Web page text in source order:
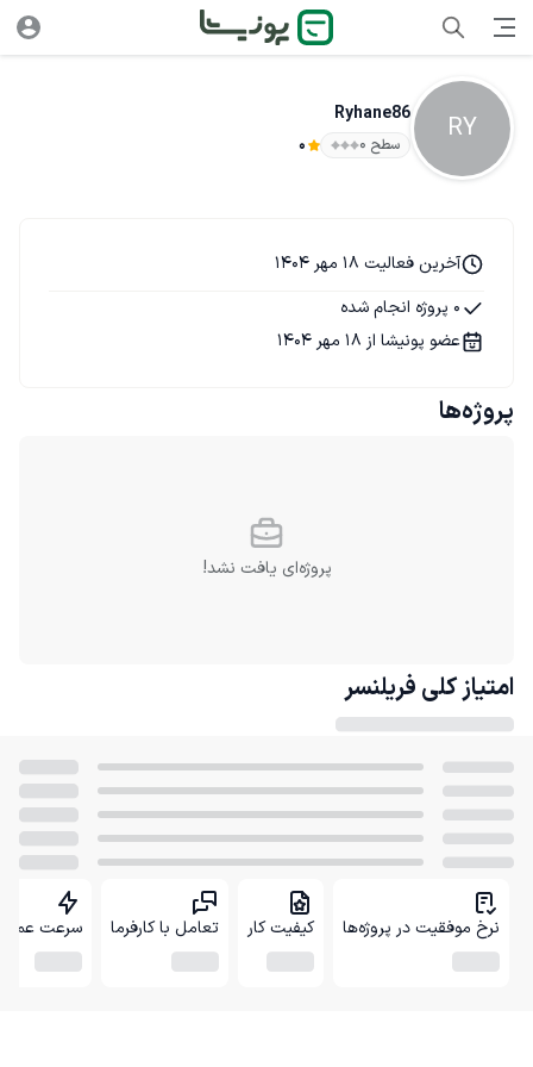
RY
Ryhane86
سطح ۰ 0
آخرین فعالیت 18 مهر 1404
0 پروژه انجام شده
عضو پونیشا از 18 مهر 1404
پروژه‌ها
پروژه‌ای یافت نشد!
امتیاز کلی فریلنسر
نرخ موفقیت در پروژه‌ها کیفیت کار تعامل با کارفرما سرعت عمل